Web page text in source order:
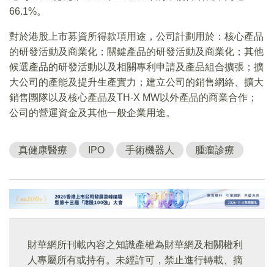
66.1%。
對於港股上市募資所得款項用途，公司計劃用於：核心產品
的研發活動及商業化；關鍵產品的研發活動及商業化；其他
候選產品的研發活動以及相關專利申請及產品組合擴張；擴
大公司的產能及提升生產實力；建立公司的銷售網絡、擴大
銷售團隊以及核心產品及TH-X MW以外產品的商業合作；
公司的營運資金及其他一般企業用途。
真健康醫療 IPO 手術機器人 腫瘤診療
財華網所刊載內容之知識產權為財華網及相關權利
人專屬所有或持有。未經許可，禁止進行轉載、摘